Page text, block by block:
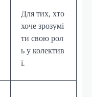
Для тих, хто
хоче зрозумі
ти свою рол
ь у колектив
і.